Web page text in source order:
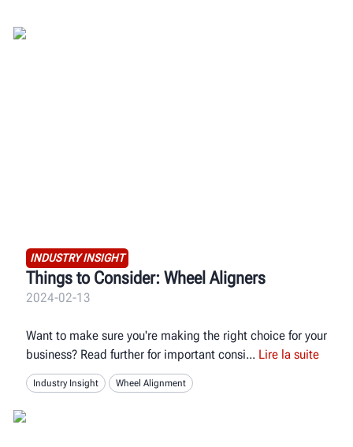
INDUSTRY INSIGHT
Things to Consider: Wheel Aligners
2024-02-13
Want to make sure you're making the right choice for your
business? Read further for important consi
Lire la suite
Industry Insight Wheel Alignment